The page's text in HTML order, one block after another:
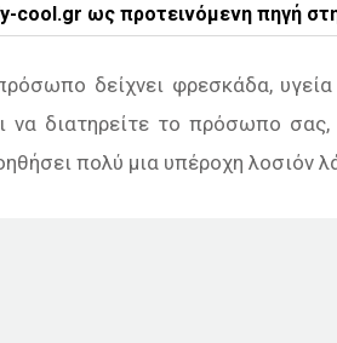
cool.gr ως προτεινόμενη πηγή
δείχνει φρεσκάδα,
να διατηρείτε το πρόσωπο
πολύ μια υπέροχη λοσιόν